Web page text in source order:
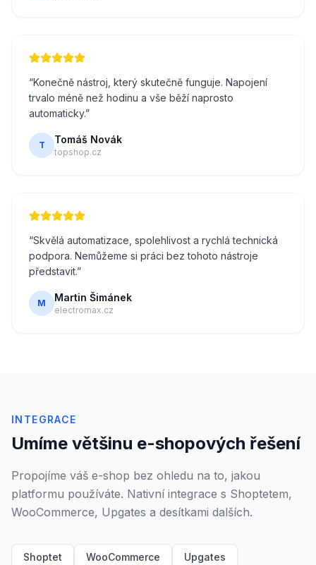
“Konečně nástroj, který skutečně funguje. Napojení
trvalo méně než hodinu a vše běží naprosto
automaticky.”
T Tomáš Novák
topshop.cz
“Skvělá automatizace, spolehlivost a rychlá technická
podpora. Nemůžeme si práci bez tohoto nástroje
představit.”
M Martin Šimánek
electromax.cz
INTEGRACE
Umíme většinu e-shopových řešení
Propojíme váš e-shop bez ohledu na to, jakou
platformu používáte. Nativní integrace s Shoptetem,
WooCommerce, Upgates a desítkami dalších.
Shoptet WooCommerce Upgates